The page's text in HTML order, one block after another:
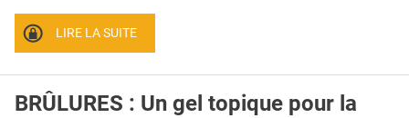
CONDITIONS GÉNÉRALES
CRÉDITS
LIRE LA SUITE
BRÛLURES : Un gel topique pour la